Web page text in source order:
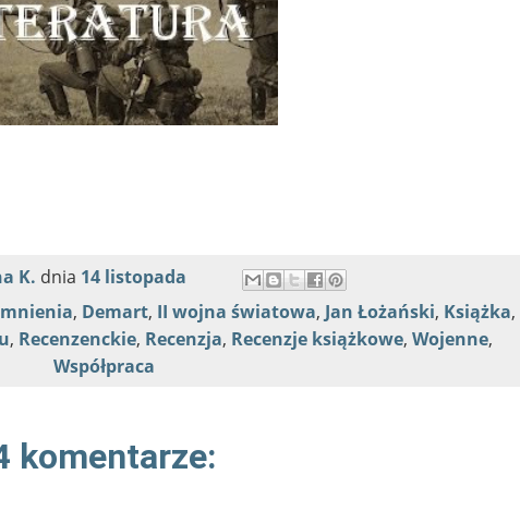
K. dnia 14 listopada
, Demart, II wojna światowa, Jan Łożański, Książka,
, Recenzenckie, Recenzja, Recenzje książkowe, Wojenne,
Współpraca
komentarze: